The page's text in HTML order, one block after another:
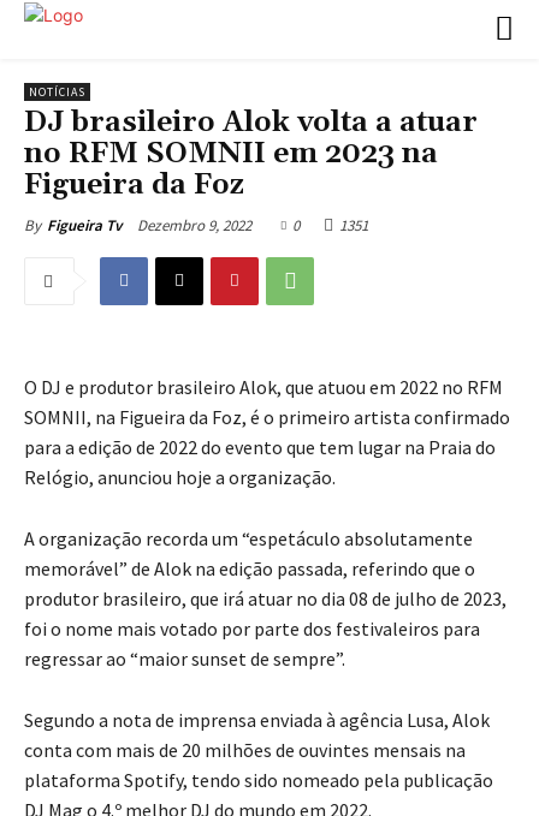
NOTÍCIAS
DJ brasileiro Alok volta a atuar
no RFM SOMNII em 2023 na
Figueira da Foz
By Figueira Tv Dezembro 9, 2022 0 1351
O DJ e produtor brasileiro Alok, que atuou em 2022 no RFM
SOMNII, na Figueira da Foz, é o primeiro artista confirmado
para a edição de 2022 do evento que tem lugar na Praia do
Relógio, anunciou hoje a organização.
A organização recorda um “espetáculo absolutamente
memorável” de Alok na edição passada, referindo que o
produtor brasileiro, que irá atuar no dia 08 de julho de 2023,
foi o nome mais votado por parte dos festivaleiros para
regressar ao “maior sunset de sempre”.
Segundo a nota de imprensa enviada à agência Lusa, Alok
conta com mais de 20 milhões de ouvintes mensais na
plataforma Spotify, tendo sido nomeado pela publicação
DJ Mag o 4.º melhor DJ do mundo em 2022.